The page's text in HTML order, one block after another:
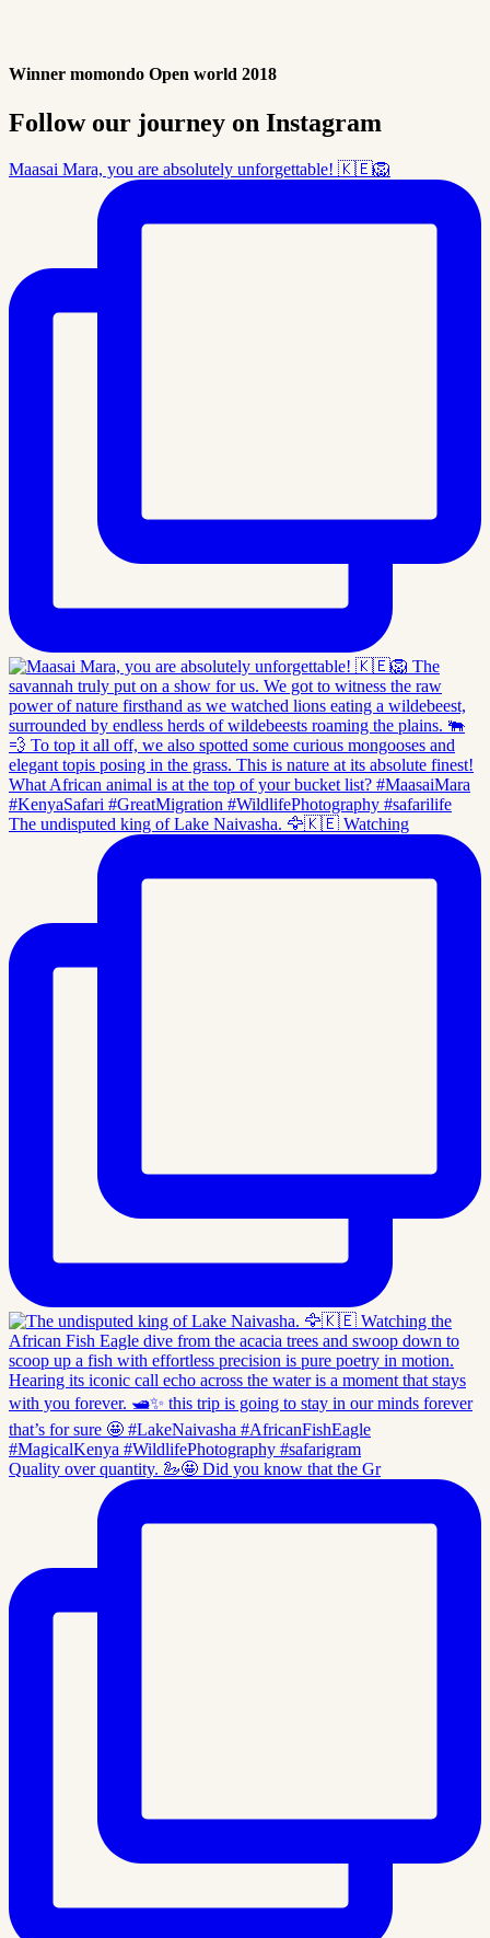
Winner momondo Open world 2018
Follow our journey on Instagram
Maasai Mara, you are absolutely unforgettable! 🇰🇪🦁
The undisputed king of Lake Naivasha. 🦅🇰🇪 Watching
Quality over quantity. 🦢🤩 Did you know that the Gr